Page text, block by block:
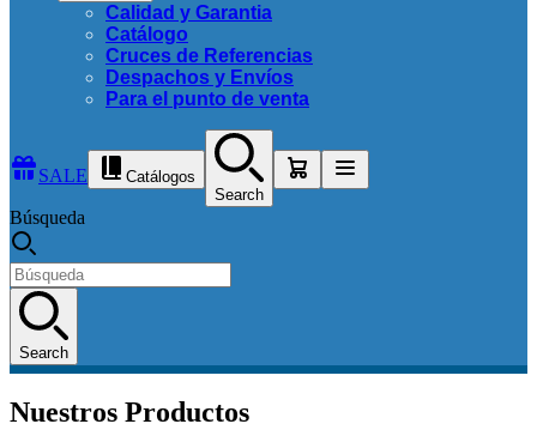
Calidad y Garantia
Catálogo
Cruces de Referencias
Despachos y Envíos
Para el punto de venta
SALE
Catálogos
Search
Búsqueda
Search
Nuestros Productos